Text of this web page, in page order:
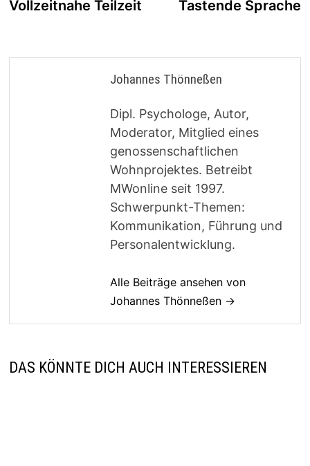
Beitrag:
Vollzeitnahe Teilzeit Tastende Sprache
Johannes Thönneßen
Dipl. Psychologe, Autor,
Moderator, Mitglied eines
genossenschaftlichen
Wohnprojektes. Betreibt
MWonline seit 1997.
Schwerpunkt-Themen:
Kommunikation, Führung und
Personalentwicklung.
Alle Beiträge ansehen von
Johannes Thönneßen →
DAS KÖNNTE DICH AUCH INTERESSIEREN